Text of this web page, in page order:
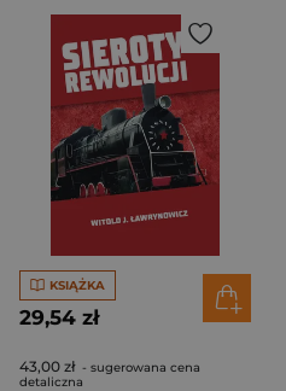
KSIĄŻKA
29,54 zł
43,00 zł - sugerowana cena
detaliczna